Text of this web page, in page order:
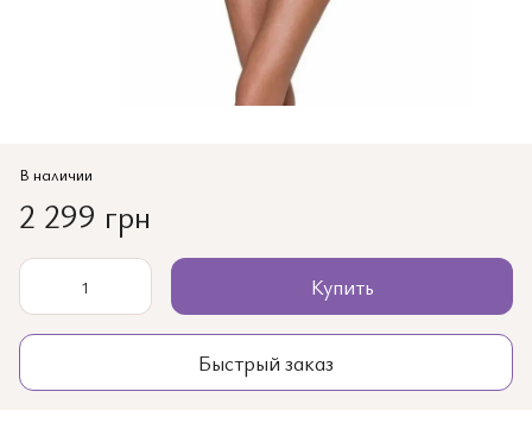
В наличии
2 299 грн
Купить
Быстрый заказ